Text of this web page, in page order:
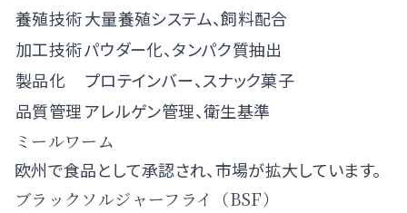
養殖技術大量養殖システム、飼料配合
加工技術パウダー化、タンパク質抽出
製品化
プロテインバー、スナック菓子
品質管理アレルゲン管理、衛生基準
ミールワーム
欧州で食品として承認され、市場が拡大しています。
ブラックソルジャーフライ（BSF）